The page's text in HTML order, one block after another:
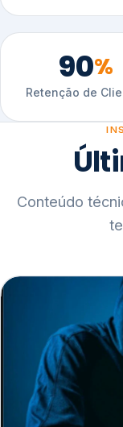
90%
Retenção de
Conteúdo